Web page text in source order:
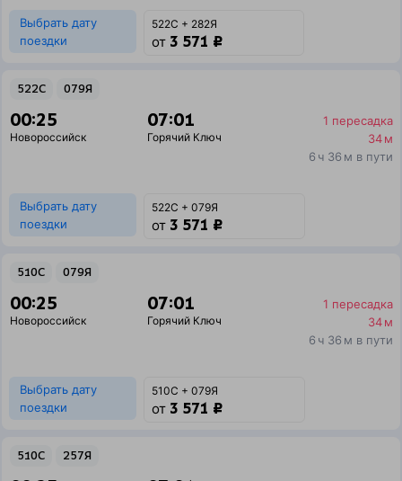
Выбрать дату
поездки
522С + 282Я
от 3 571 ₽
522С 079Я
00:25
Новороссийск
07:01
Горячий Ключ
1 пересадка
34 м
6 ч 36 м в пути
Выбрать дату
поездки
522С + 079Я
от 3 571 ₽
510С 079Я
00:25
Новороссийск
07:01
Горячий Ключ
1 пересадка
34 м
6 ч 36 м в пути
Выбрать дату
поездки
510С + 079Я
от 3 571 ₽
510С 257Я